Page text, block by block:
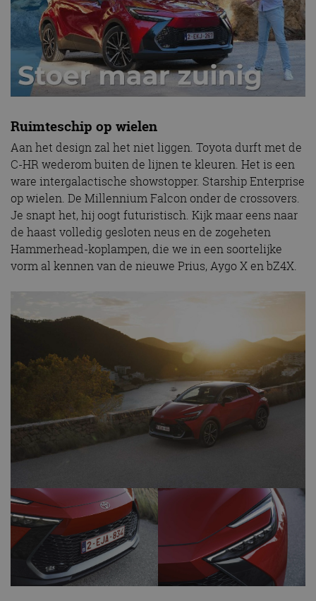
Ruimteschip op wielen
Aan het design zal het niet liggen. Toyota durft met de
C-HR wederom buiten de lijnen te kleuren. Het is een
ware intergalactische showstopper. Starship Enterprise
op wielen. De Millennium Falcon onder de crossovers.
Je snapt het, hij oogt futuristisch. Kijk maar eens naar
de haast volledig gesloten neus en de zogeheten
Hammerhead-koplampen, die we in een soortelijke
vorm al kennen van de nieuwe Prius, Aygo X en bZ4X.